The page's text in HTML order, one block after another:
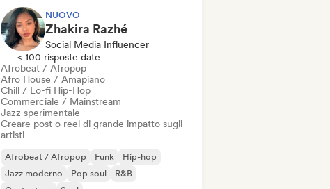
NUOVO
Zhakira Razhé
Social Media Influencer
< 100 risposte date
Afrobeat / Afropop
Afro House / Amapiano
Chill / Lo-fi Hip-Hop
Commerciale / Mainstream
Jazz sperimentale
Creare post o reel di grande impatto sugli
artisti
Afrobeat / Afropop Funk
Hip-hop
Jazz moderno
Pop soul
R&B